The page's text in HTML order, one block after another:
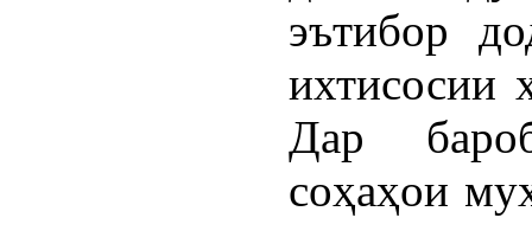
эътибор
ихтисосии
Дар
соҳаҳои